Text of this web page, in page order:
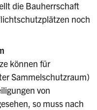
die Bauherrschaft
noch
können für
Sammelschutzraum)
von
so muss nach